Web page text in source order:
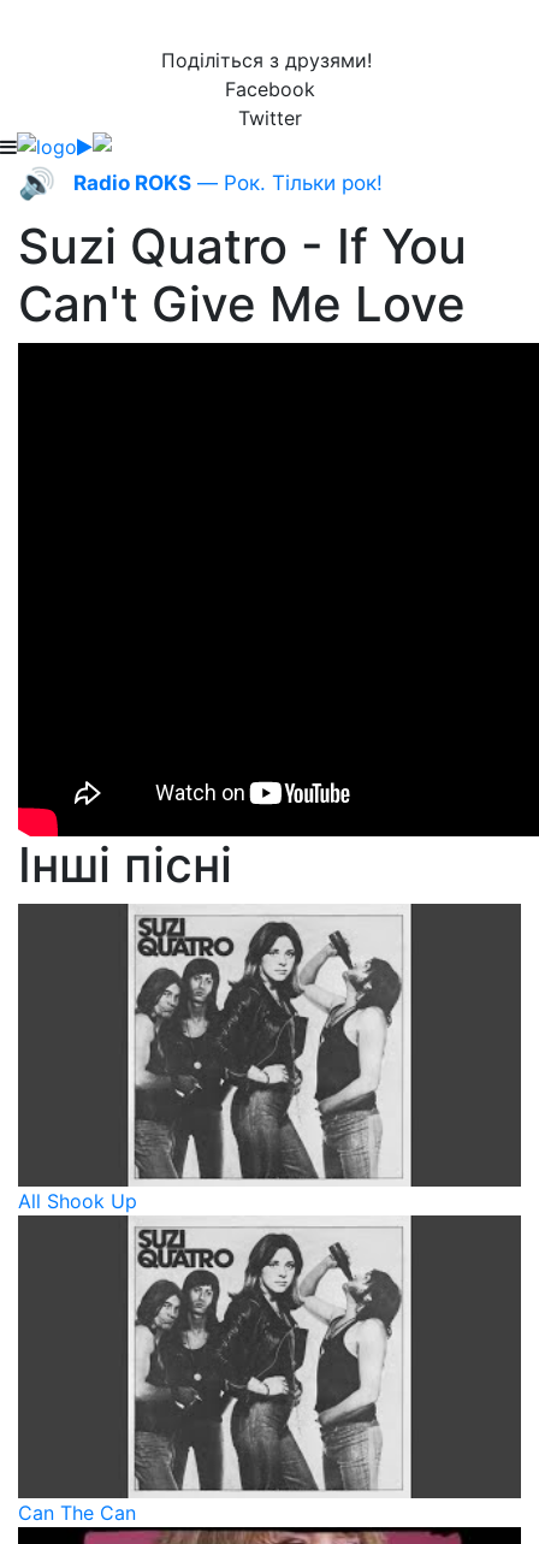
Поділіться з друзями!
Facebook
Twitter
🔊 Radio ROKS — Рок. Тільки рок!
Suzi Quatro - If You
Can't Give Me Love
Інші пісні
All Shook Up
Can The Can